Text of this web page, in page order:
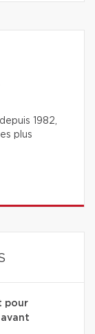
1982,
plus
pour